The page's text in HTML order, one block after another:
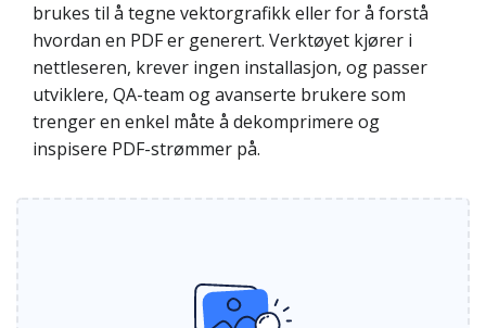
brukes til å tegne vektorgrafikk eller for å forstå
hvordan en PDF er generert. Verktøyet kjører i
nettleseren, krever ingen installasjon, og passer
utviklere, QA-team og avanserte brukere som
trenger en enkel måte å dekomprimere og
inspisere PDF-strømmer på.